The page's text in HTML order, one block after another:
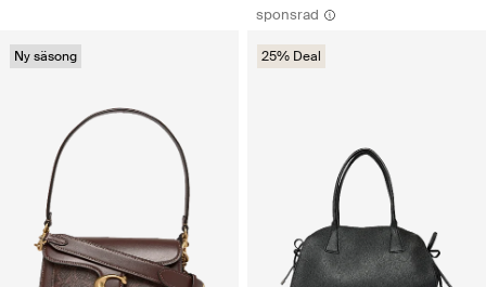
Ny säsong
sponsrad
25% Deal